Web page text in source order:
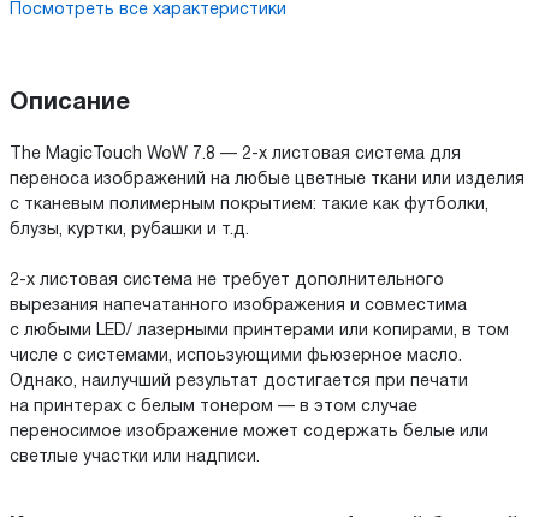
Посмотреть все характеристики
Описание
The MagicTouch WoW 7.8 — 2-х листовая система для
переноса изображений на любые цветные ткани или изделия
с тканевым полимерным покрытием: такие как футболки,
блузы, куртки, рубашки и т.д.
2-х листовая система не требует дополнительного
вырезания напечатанного изображения и совместима
с любыми LED/ лазерными принтерами или копирами, в том
числе с системами, испоьзующими фьюзерное масло.
Однако, наилучший результат достигается при печати
на принтерах с белым тонером — в этом случае
переносимое изображение может содержать белые или
светлые участки или надписи.